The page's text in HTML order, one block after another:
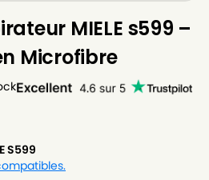
MIELE s599 –
Microfibre
S599